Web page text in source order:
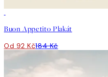
Buon Appetito Plakát
Od 92 Kč184 Kč